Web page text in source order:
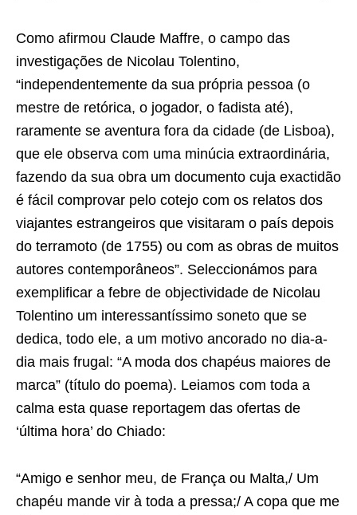
Como afirmou Claude Maffre, o campo das
investigações de Nicolau Tolentino,
“independentemente da sua própria pessoa (o
mestre de retórica, o jogador, o fadista até),
raramente se aventura fora da cidade (de Lisboa),
que ele observa com uma minúcia extraordinária,
fazendo da sua obra um documento cuja exactidão
é fácil comprovar pelo cotejo com os relatos dos
viajantes estrangeiros que visitaram o país depois
do terramoto (de 1755) ou com as obras de muitos
autores contemporâneos”. Seleccionámos para
exemplificar a febre de objectividade de Nicolau
Tolentino um interessantíssimo soneto que se
dedica, todo ele, a um motivo ancorado no dia-a-
dia mais frugal: “A moda dos chapéus maiores de
marca” (título do poema). Leiamos com toda a
calma esta quase reportagem das ofertas de
‘última hora’ do Chiado:
“Amigo e senhor meu, de França ou Malta,/ Um
chapéu mande vir à toda a pressa;/ A copa que me